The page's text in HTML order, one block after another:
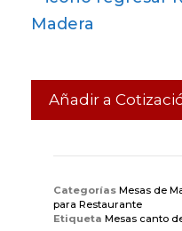
Madera
Añadir a
Categorías Mesas de
para Restaurante
Etiqueta Mesas canto